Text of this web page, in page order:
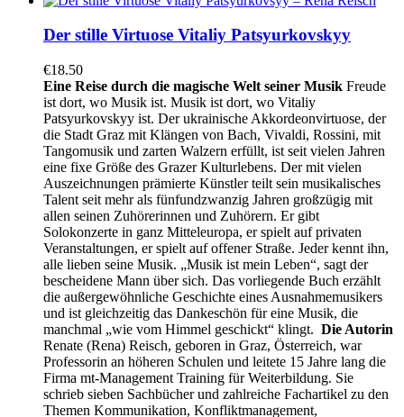
Der stille Virtuose Vitaliy Patsyurkovskyy
€18.50
Eine Reise durch die magische Welt seiner Musik Freude
ist dort, wo Musik ist. Musik ist dort, wo Vitaliy
Patsyurkovskyy ist. Der ukrainische Akkordeonvirtuose, der
die Stadt Graz mit Klängen von Bach, Vivaldi, Rossini, mit
Tangomusik und zarten Walzern erfüllt, ist seit vielen Jahren
eine fixe Größe des Grazer Kulturlebens. Der mit vielen
Auszeichnungen prämierte Künstler teilt sein musikalisches
Talent seit mehr als fünfundzwanzig Jahren großzügig mit
allen seinen Zuhörerinnen und Zuhörern. Er gibt
Solokonzerte in ganz Mitteleuropa, er spielt auf privaten
Veranstaltungen, er spielt auf offener Straße. Jeder kennt ihn,
alle lieben seine Musik. „Musik ist mein Leben“, sagt der
bescheidene Mann über sich. Das vorliegende Buch erzählt
die außergewöhnliche Geschichte eines Ausnahmemusikers
und ist gleichzeitig das Dankeschön für eine Musik, die
manchmal „wie vom Himmel geschickt“ klingt. Die Autorin
Renate (Rena) Reisch, geboren in Graz, Österreich, war
Professorin an höheren Schulen und leitete 15 Jahre lang die
Firma mt-Management Training für Weiterbildung. Sie
schrieb sieben Sachbücher und zahlreiche Fachartikel zu den
Themen Kommunikation, Konfliktmanagement,